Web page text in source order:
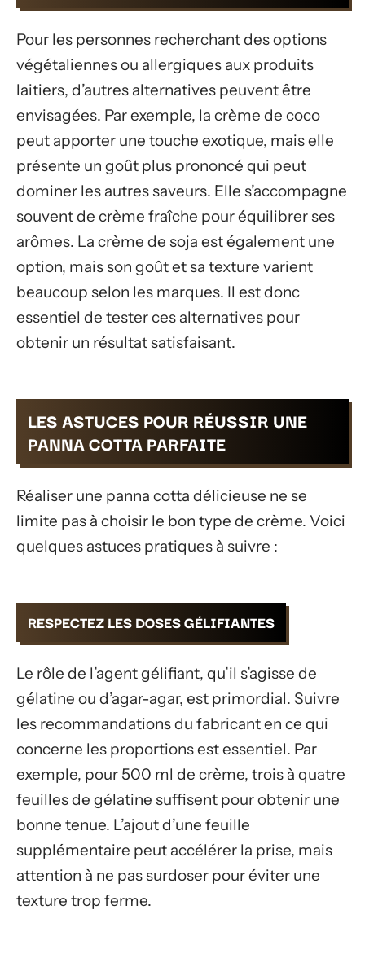
Pour les personnes recherchant des options
végétaliennes ou allergiques aux produits
laitiers, d’autres alternatives peuvent être
envisagées. Par exemple, la crème de coco
peut apporter une touche exotique, mais elle
présente un goût plus prononcé qui peut
dominer les autres saveurs. Elle s’accompagne
souvent de crème fraîche pour équilibrer ses
arômes. La crème de soja est également une
option, mais son goût et sa texture varient
beaucoup selon les marques. Il est donc
essentiel de tester ces alternatives pour
obtenir un résultat satisfaisant.
LES ASTUCES POUR RÉUSSIR UNE
PANNA COTTA PARFAITE
Réaliser une panna cotta délicieuse ne se
limite pas à choisir le bon type de crème. Voici
quelques astuces pratiques à suivre :
RESPECTEZ LES DOSES GÉLIFIANTES
Le rôle de l’agent gélifiant, qu’il s’agisse de
gélatine ou d’agar-agar, est primordial. Suivre
les recommandations du fabricant en ce qui
concerne les proportions est essentiel. Par
exemple, pour 500 ml de crème, trois à quatre
feuilles de gélatine suffisent pour obtenir une
bonne tenue. L’ajout d’une feuille
supplémentaire peut accélérer la prise, mais
attention à ne pas surdoser pour éviter une
texture trop ferme.